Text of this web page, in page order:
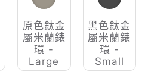
原色鈦金
屬米蘭錶
環 -
Large
黑色鈦金
屬米蘭錶
環 -
Small